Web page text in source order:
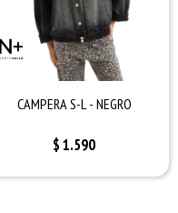
CAMPERA S-L - NEGRO
$1.590